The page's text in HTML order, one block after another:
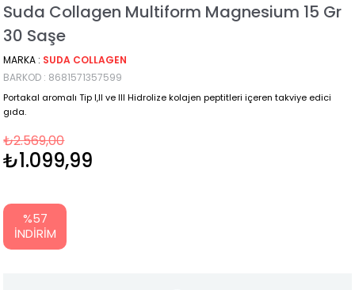
Suda Collagen Multiform Magnesium 15 Gr
30 Saşe
MARKA : SUDA COLLAGEN
BARKOD : 8681571357599
Portakal aromalı Tip I,II ve III Hidrolize kolajen peptitleri içeren takviye edici
gıda.
₺2.569,00
₺1.099,99
%57
İNDIRIM